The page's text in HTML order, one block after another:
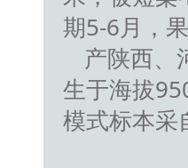
期5-6月，
产陕西、
生于海拔
模式标本采